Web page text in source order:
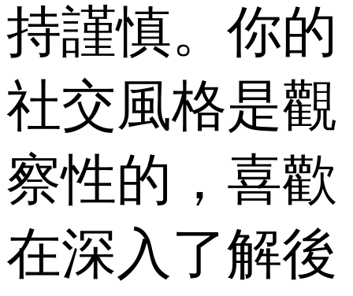
持謹慎。你的
社交風格是觀
察性的，喜歡
在深入了解後